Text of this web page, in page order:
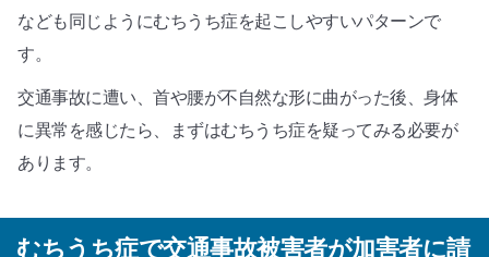
なども同じようにむちうち症を起こしやすいパターンで
す。
交通事故に遭い、首や腰が不自然な形に曲がった後、身体
に異常を感じたら、まずはむちうち症を疑ってみる必要が
あります。
むちうち症で交通事故被害者が加害者に請